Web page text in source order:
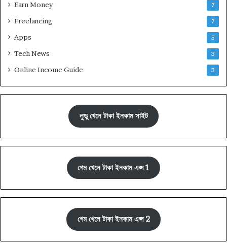
Earn Money 7
Freelancing 7
Apps 5
Tech News 3
Online Income Guide 3
লুডু খেলে টাকা ইনকাম সাইট
গেম খেলে টাকা ইনকাম এপ্স 1
গেম খেলে টাকা ইনকাম এপ্স 2